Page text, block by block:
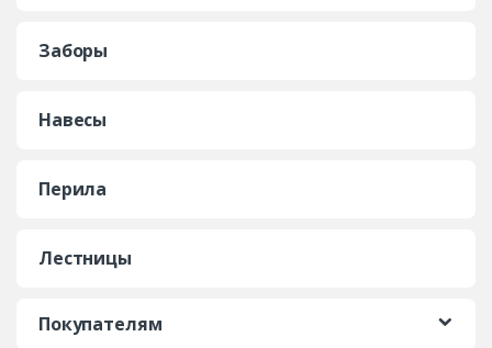
Заборы
Навесы
Перила
Лестницы
Покупателям